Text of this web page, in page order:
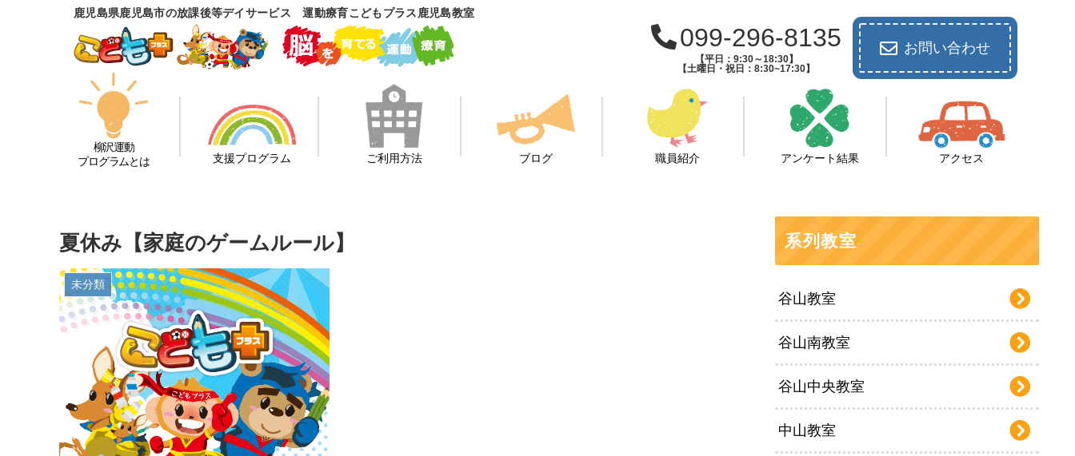
鹿児島県鹿児島市の放課後等デイサービス 運動療育こどもプラス鹿児島教室
099-296-8135
【平日：9:30～18:30】
【土曜日・祝日：8:30~17:30】
お問い合わせ
柳沢運動
プログラムとは
支援プログラム ご利用方法 ブログ 職員紹介 アンケート結果 アクセス
夏休み【家庭のゲームルール】
未分類
系列教室
谷山教室
谷山南教室
谷山中央教室
中山教室